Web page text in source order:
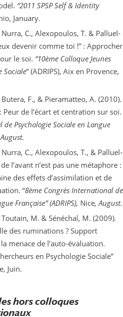
“2011 SPSP Self & Identity
January.
C., Alexopoulos, T. & Palluel-
devenir comme toi !” : Approcher
le soi. “10ème Colloque Jeunes
Sociale” (ADRIPS), Aix en Provence,
F., & Pieramatteo, A. (2010).
de l’écart et centration sur soi.
Psychologie Sociale en Langue
C., Alexopoulos, T., & Palluel-
l’avant n’est pas une métaphore :
des effets d’assimilation et de
“8ème Congrès International de
Française” (ADRIPS), Nice, August.
M. & Sénéchal, M. (2009).
des ruminations ? Support
menace de l’auto-évaluation.
en Psychologie Sociale”
Juin.
hors colloques